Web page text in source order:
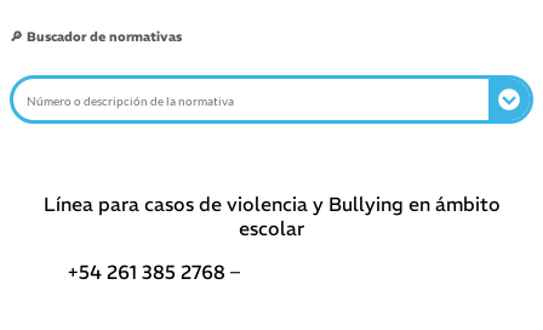
🔎 Buscador de normativas
Línea para casos de violencia y Bullying en ámbito
escolar
+54 261 385 2768 –